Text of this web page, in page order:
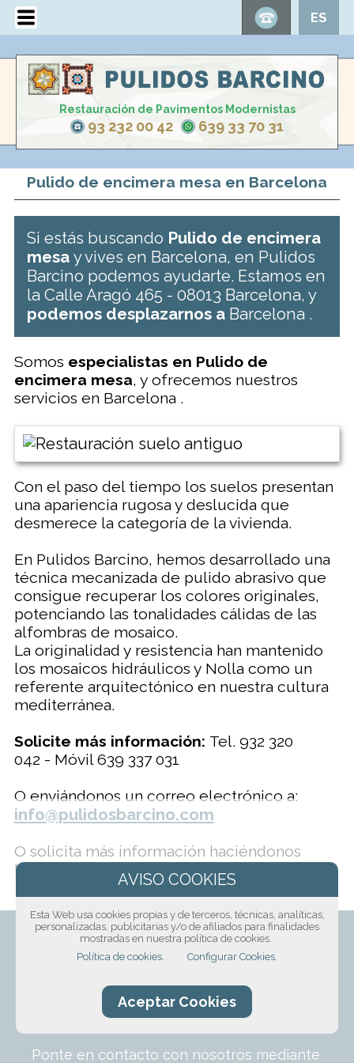
ES
Restauración de Pavimentos Modernistas
93 232 00 42 639 33 70 31
Pulido de encimera mesa en Barcelona
Si estás buscando Pulido de encimera
mesay vives en Barcelona, en Pulidos
Barcino podemos ayudarte. Estamos en
la Calle Aragó 465 - 08013 Barcelona, y
podemos desplazarnos a Barcelona .
Somos especialistas en Pulido de
encimera mesa, y ofrecemos nuestros
servicios en Barcelona .
Con el paso del tiempo los suelos presentan
una apariencia rugosa y deslucida que
desmerece la categoría de la vivienda.
En Pulidos Barcino, hemos desarrollado una
técnica mecanizada de pulido abrasivo que
consigue recuperar los colores originales,
potenciando las tonalidades cálidas de las
alfombras de mosaico.
La originalidad y resistencia han mantenido
los mosaicos hidráulicos y Nolla como un
referente arquitectónico en nuestra cultura
mediterránea.
Solicite más información: Tel. 932 320
042 - Móvil 639 337 031
O enviándonos un correo electrónico a:
info@pulidosbarcino.com
O solicita más información haciéndonos
llegar el siguiente formulario:
¡Solicita presupuesto
sin compromiso!
Ponte en contacto con nosotros mediante
Esta Web usa cookies propias y de terceros, técnicas, analíticas,
personalizadas, publicitarias y/o de afiliados para finalidades
mostradas en nuestra política de cookies.
Política de cookies.
Configurar Cookies.
Aceptar Cookies